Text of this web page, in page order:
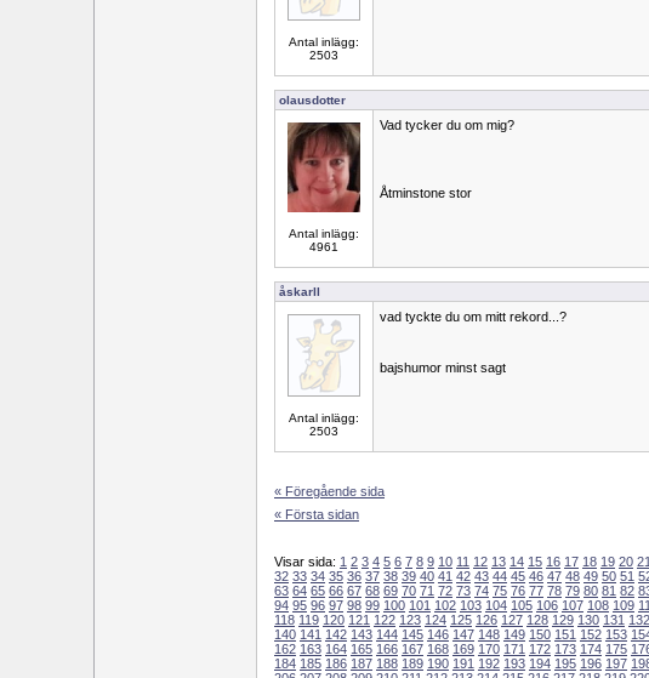
Antal inlägg:
2503
olausdotter
Antal inlägg:
4961
Vad tycker du om mig?
Åtminstone stor
åskarll
Antal inlägg:
2503
vad tyckte du om mitt rekord...?
bajshumor minst sagt
« Föregående sida
« Första sidan
Visar sida: 1 2 3 4 5 6 7 8 9 10 11 12 13 14 15 16 17 18 19 20 21
32 33 34 35 36 37 38 39 40 41 42 43 44 45 46 47 48 49 50 51
63 64 65 66 67 68 69 70 71 72 73 74 75 76 77 78 79 80 81 82
94 95 96 97 98 99 100 101 102 103 104 105 106 107 108 109
118 119 120 121 122 123 124 125 126 127 128 129 130 131 132
140 141 142 143 144 145 146 147 148 149 150 151 152 153
162 163 164 165 166 167 168 169 170 171 172 173 174 175
184 185 186 187 188 189 190 191 192 193 194 195 196 197